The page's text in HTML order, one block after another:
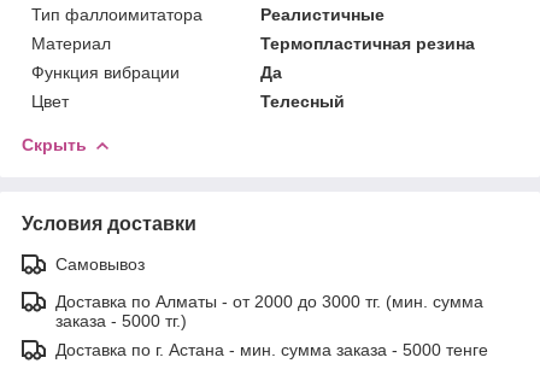
Тип фаллоимитатора
Реалистичные
Материал
Термопластичная резина
Функция вибрации
Да
Цвет
Телесный
Скрыть
Условия доставки
Самовывоз
Доставка по Алматы - от 2000 до 3000 тг. (мин. сумма
заказа - 5000 тг.)
Доставка по г. Астана - мин. сумма заказа - 5000 тенге